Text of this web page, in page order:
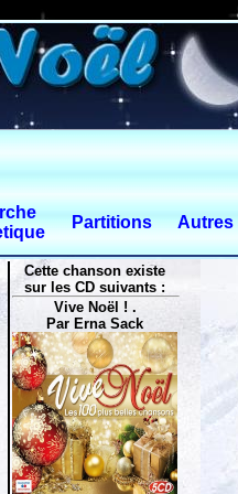
Partitions Autres
Cette chanson existe
sur les CD suivants :
Vive Noël ! .
Par Erna Sack